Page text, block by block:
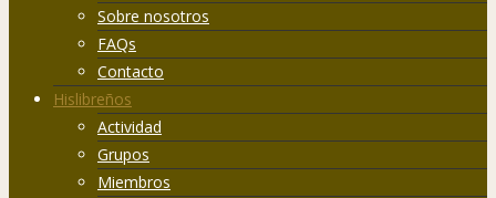
Sobre nosotros
FAQs
Contacto
Hislibreños
Actividad
Grupos
Miembros